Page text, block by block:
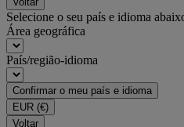
Selecione o seu país e idioma
Área geográfica
País/região-idioma
Confirmar o meu país e idioma
EUR (€)
Voltar